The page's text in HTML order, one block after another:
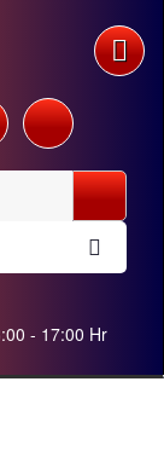
- 17:00 Hr